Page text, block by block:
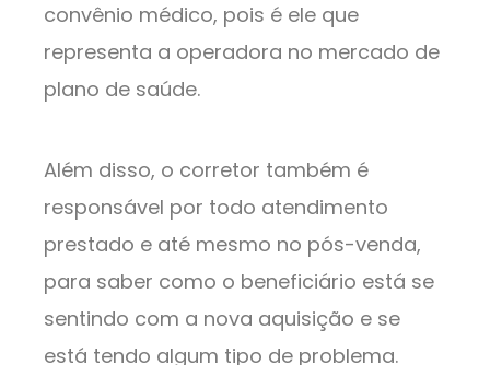
convênio médico, pois é ele que
representa a operadora no mercado de
plano de saúde.
Além disso, o corretor também é
responsável por todo atendimento
prestado e até mesmo no pós-venda,
para saber como o beneficiário está se
sentindo com a nova aquisição e se
está tendo algum tipo de problema.